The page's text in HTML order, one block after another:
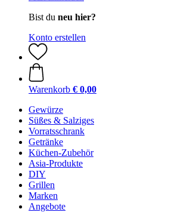
Bist du neu hier?
Konto erstellen
Warenkorb € 0,00
Gewürze
Süßes & Salziges
Vorratsschrank
Getränke
Küchen-Zubehör
Asia-Produkte
DIY
Grillen
Marken
Angebote